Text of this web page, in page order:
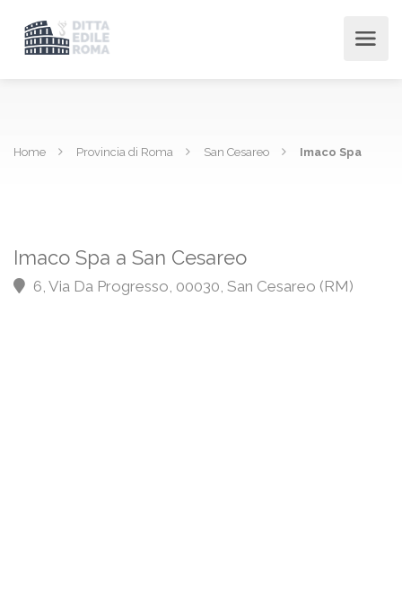
Home Provincia di Roma San Cesareo Imaco Spa
Imaco Spa a San Cesareo
6, Via Da Progresso, 00030, San Cesareo (RM)